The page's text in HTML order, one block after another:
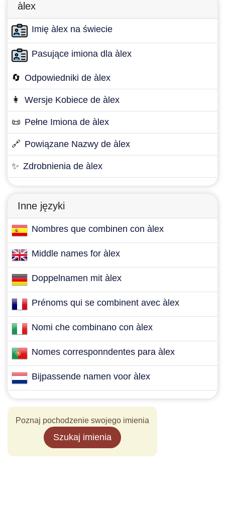
àlex
Imię àlex na świecie
Pasujące imiona dla àlex
🔄 Odpowiedniki de àlex
👩 Wersje Kobiece de àlex
📜 Pełne Imiona de àlex
🔗 Powiązane Nazwy de àlex
✨ Zdrobnienia de àlex
Inne języki
Nombres que combinen con àlex
Middle names for àlex
Doppelnamen mit àlex
Prénoms qui se combinent avec àlex
Nomi che combinano con àlex
Nomes corresponndentes para àlex
Bijpassende namen voor àlex
Poznaj pochodzenie swojego imienia
Szukaj imienia